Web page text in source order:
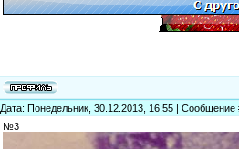
Дата: Понедельник, 30.12.2013, 16:55 | Сообщение
№3